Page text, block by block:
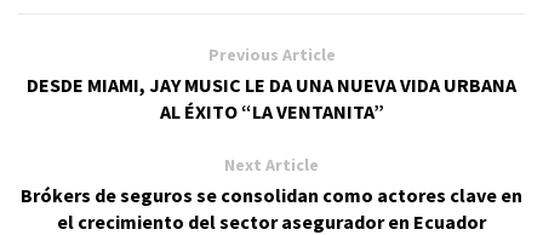
Previous Article
DESDE MIAMI, JAY MUSIC LE DA UNA NUEVA VIDA URBANA
AL ÉXITO “LA VENTANITA”
Next Article
Brókers de seguros se consolidan como actores clave en
el crecimiento del sector asegurador en Ecuador